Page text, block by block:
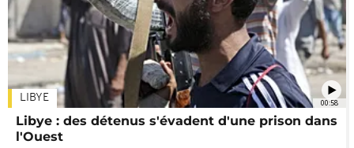
00:58
LIBYE
Libye : des détenus s'évadent d'une prison dans
l'Ouest